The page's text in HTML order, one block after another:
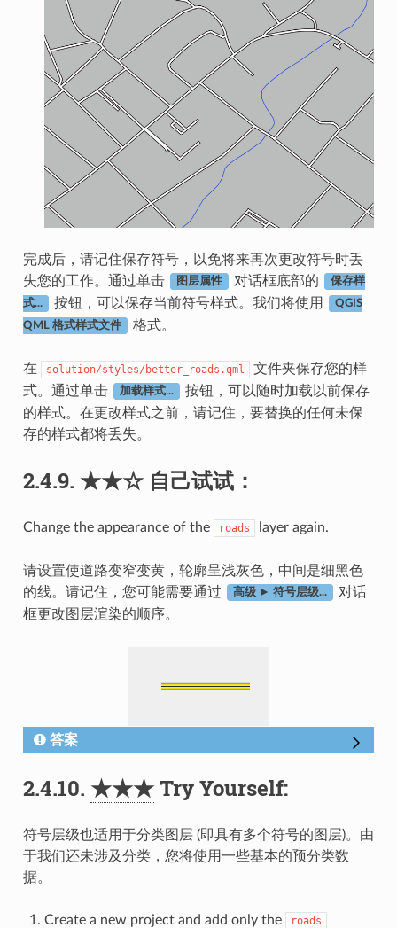
完成后，请记住保存符号，以免将来再次更改符号时丢
失您的工作。通过单击
图层属性 对话框底部的 保存样
式... 按钮，可以保存当前符号样式。我们将使用 QGIS
QML 格式样式文件 格式。
在 solution/styles/better_roads.qml
文件夹保存您的样
式。通过单击
加载样式...
按钮，可以随时加载以前保存
的样式。在更改样式之前，请记住，要替换的任何未保
存的样式都将丢失。
2.4.9. ★★☆自己试试：
Change the appearance of the roads layer again.
请设置使道路变窄变黄，轮廓呈浅灰色，中间是细黑色
的线。请记住，您可能需要通过
高级 ► 符号层级...
对话
框更改图层渲染的顺序。
答案
2.4.10. ★★★Try Yourself:
符号层级也适用于分类图层 (即具有多个符号的图层)。由
于我们还未涉及分类，您将使用一些基本的预分类数
据。
Create a new project and add only the roads